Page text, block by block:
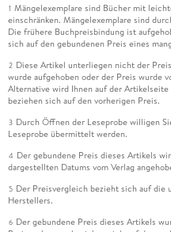
1 Mängelexemplare sind Bücher mit
einschränken. Mängelexemplare sind
Die frühere Buchpreisbindung ist
sich auf den gebundenen Preis eines
2 Diese Artikel unterliegen nicht der
wurde aufgehoben oder der Preis wurde
Alternative wird Ihnen auf der
beziehen sich auf den vorherigen Preis.
3 Durch Öffnen der Leseprobe willigen
Leseprobe übermittelt werden.
4 Der gebundene Preis dieses Artikels
dargestellten Datums vom Verlag
5 Der Preisvergleich bezieht sich auf die
Herstellers.
6 Der gebundene Preis dieses Artikels